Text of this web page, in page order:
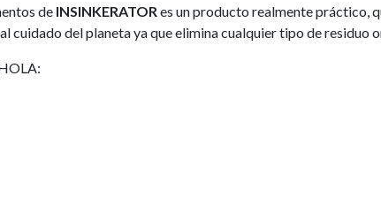
de INSINKERATORes un producto realmente práctico,
cuidado del planeta ya que elimina cualquier tipo de